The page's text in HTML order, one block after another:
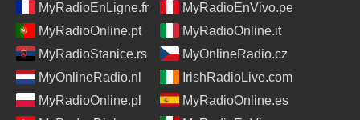
MyRadioEnLigne.fr
MyRadioEnVivo.pe
MyRadioOnline.pt
MyRadioOnline.it
MyRadioStanice.rs
MyOnlineRadio.cz
MyOnlineRadio.nl
IrishRadioLive.com
MyRadioOnline.pl
MyRadioOnline.es